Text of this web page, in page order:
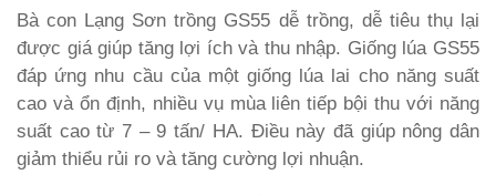
Bà con Lạng Sơn trồng GS55 dễ trồng, dễ tiêu thụ lại
được giá giúp tăng lợi ích và thu nhập. Giống lúa GS55
đáp ứng nhu cầu của một giống lúa lai cho năng suất
cao và ổn định, nhiều vụ mùa liên tiếp bội thu với năng
suất cao từ 7 – 9 tấn/ HA. Điều này đã giúp nông dân
giảm thiểu rủi ro và tăng cường lợi nhuận.